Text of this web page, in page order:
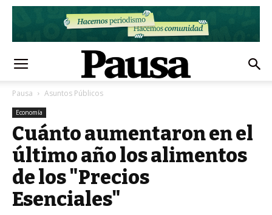
Pausa Asuntos Públicos
Economía
Cuánto aumentaron en el
último año los alimentos
de los "Precios
Esenciales"